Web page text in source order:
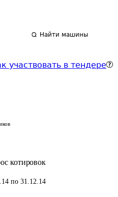
Найти машины
участвовать в тендере
котировок
по 31.12.14